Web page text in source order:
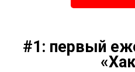
#1: первый